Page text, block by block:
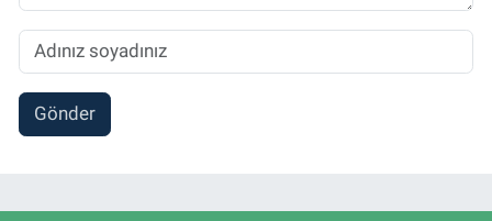
Gönder